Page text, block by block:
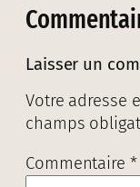
Laisser un
Votre adresse
champs
Commentaire *